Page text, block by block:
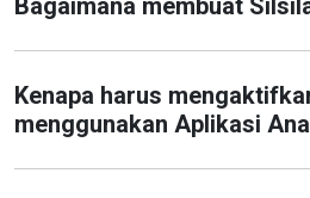
Bagaimana membuat
Kenapa harus
menggunakan Aplikasi